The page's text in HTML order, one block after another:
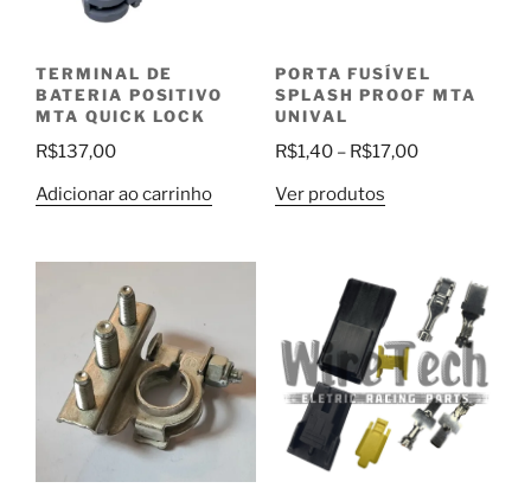
TERMINAL DE
BATERIA POSITIVO
MTA QUICK LOCK
R$137,00
Adicionar ao carrinho
PORTA FUSÍVEL
SPLASH PROOF MTA
UNIVAL
R$1,40 – R$17,00Faixa
R$17,00
Ver produtos